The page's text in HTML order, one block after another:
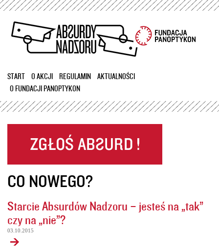
Przejdź
treści
START O AKCJI REGULAMIN
AKTUALNOŚCI
O FUNDACJI PANOPTYKON
CO NOWEGO?
Starcie Absurdów Nadzoru – jesteś na „tak”
czy na „nie”?
03.10.2015